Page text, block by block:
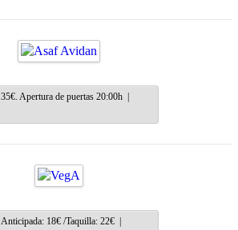
35€. Apertura de puertas 20:00h |
Anticipada: 18€ /Taquilla: 22€ |